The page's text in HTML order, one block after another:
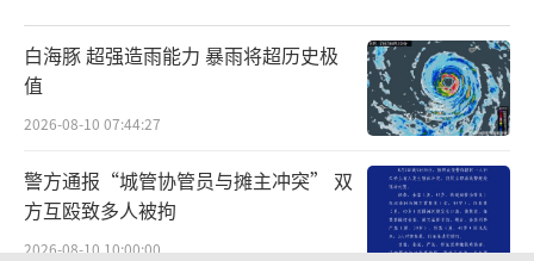
白海豚 超强造雨能力 暴雨将超历史极
值
2026-08-10 07:44:27
警方通报“城管协管员与摊主冲突” 双
方互殴致多人被拘
2026-08-10 10:00:00